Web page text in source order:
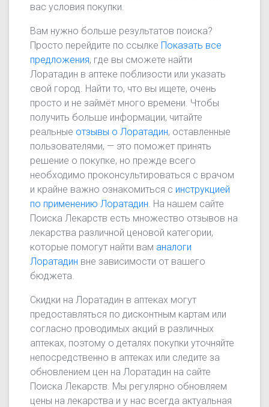
вас условия покупки.
Вам нужно больше результатов поиска?
Просто перейдите по ссылке Показать все
предложения, где вы сможете найти
Лоратадин в аптеке поблизости или указать
свой город. Найти то, что вы ищете, очень
просто и не займёт много времени. Чтобы
получить больше информации, читайте
реальные отзывы о Лоратадин, оставленные
пользователями, — это поможет принять
решение о покупке, но прежде всего
необходимо проконсультироваться с врачом
и крайне важно ознакомиться с инструкцией
по применению Лоратадин . На нашем сайте
Поиска Лекарств есть множество отзывов на
лекарства различной ценовой категории,
которые помогут найти вам аналоги
Лоратадин вне зависимости от вашего
бюджета.
Скидки на Лоратадин в аптеках могут
предоставляться по дисконтным картам или
согласно проводимых акций в различных
аптеках, поэтому о деталях покупки уточняйте
непосредственно в аптеках или следите за
обновлением цен на Лоратадин на сайте
Поиска Лекарств. Мы регулярно обновляем
цены на лекарства и у нас всегда актуальная